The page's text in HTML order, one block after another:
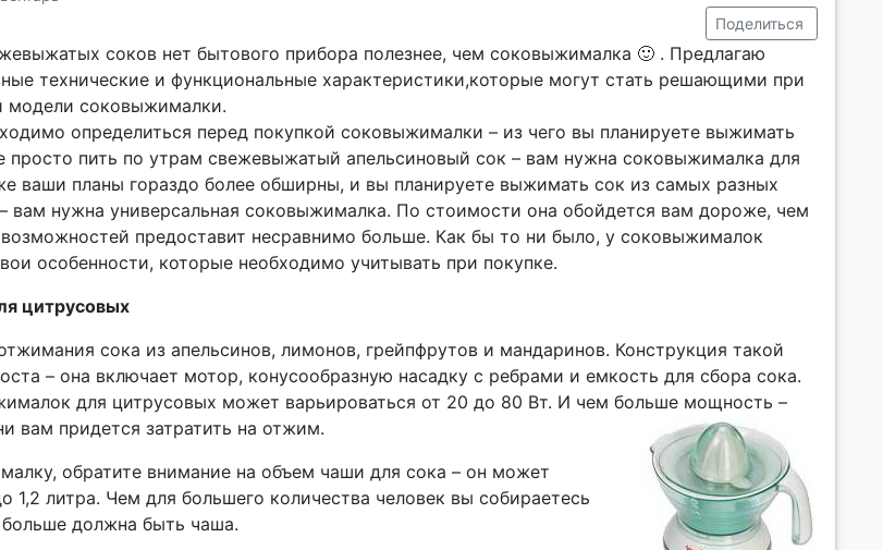
Поделиться
соков нет бытового прибора полезнее, чем соковыжималка 🙂 . Предлагаю
технические и функциональные характеристики,которые могут стать решающими при
модели соковыжималки.
определиться перед покупкой соковыжималки – из чего вы планируете выжимать
просто пить по утрам свежевыжатый апельсиновый сок – вам нужна соковыжималка для
ваши планы гораздо более обширны, и вы планируете выжимать сок из самых разных
вам нужна универсальная соковыжималка. По стоимости она обойдется вам дороже, чем
предоставит несравнимо больше. Как бы то ни было, у соковыжималок
особенности, которые необходимо учитывать при покупке.
цитрусовых
сока из апельсинов, лимонов, грейпфрутов и мандаринов. Конструкция такой
– она включает мотор, конусообразную насадку с ребрами и емкость для сбора сока.
для цитрусовых может варьироваться от 20 до 80 Вт. И чем больше мощность –
вам придется затратить на отжим.
обратите внимание на объем чаши для сока – он может
1,2 литра. Чем для большего количества человек вы собираетесь
больше должна быть чаша.